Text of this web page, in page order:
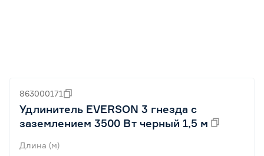
863000171
Удлинитель EVERSON 3 гнезда с
заземлением 3500 Вт черный 1,5 м
Длина (м)